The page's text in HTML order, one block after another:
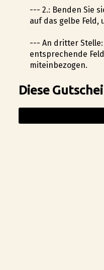
--- 2.: Befinden Sie
auf das gelbe Feld,
--- An dritter Stelle:
entsprechende
miteinbezogen.
Diese